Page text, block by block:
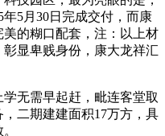
5月30日完成交付，而康
的糊口配套，注：以上材
显卑贱身份，康大龙祥汇
无需早起赶，毗连客堂取
二期建建面积17万方，具